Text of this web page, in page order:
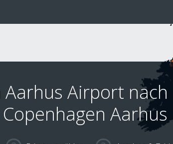
Aarhus Airport nach
Aarhus